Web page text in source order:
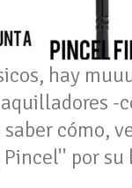
hay
-
cómo,
por